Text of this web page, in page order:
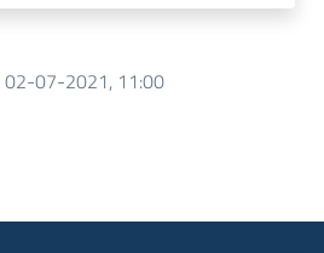
02-07-2021, 11:00